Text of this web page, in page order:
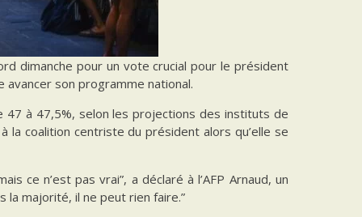
dimanche pour un vote crucial pour le président
avancer son programme national.
à 47,5%, selon les projections des instituts de
la coalition centriste du président alors qu’elle se
ce n’est pas vrai”, a déclaré à l’AFP Arnaud, un
la majorité, il ne peut rien faire.”